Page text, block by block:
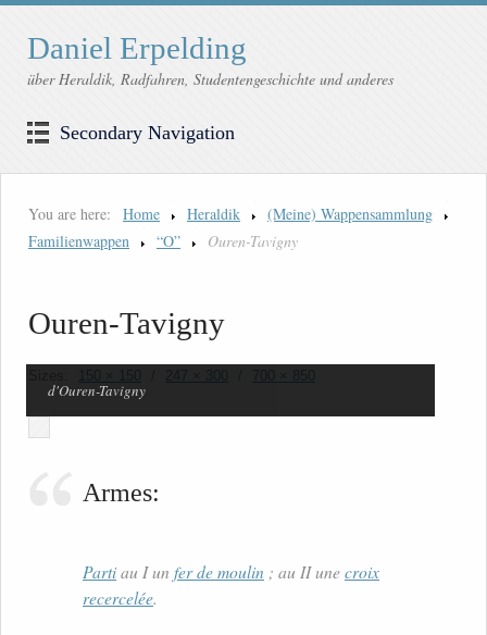
Daniel Erpelding
über Heraldik, Radfahren, Studentengeschichte und anderes
Secondary Navigation
You are here: Home Heraldik
(Meine) Wappensammlung
Familienwappen
“O” Ouren-Tavigny
Ouren-Tavigny
150 × 150 247 × 300 700 × 850
d'Ouren-Tavigny
Armes:
Partiau I un fer de moulin ; au II unecroix
recercelée.